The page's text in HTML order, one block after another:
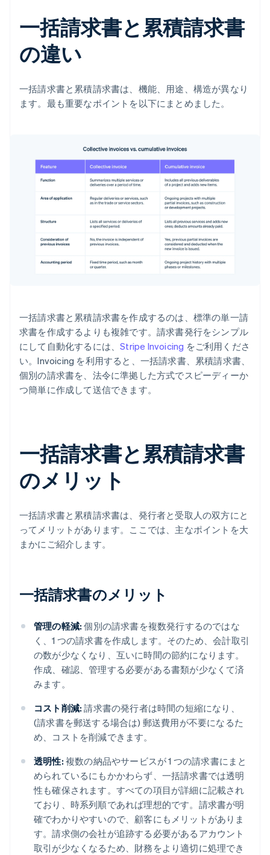
一括請求書と累積請求書
の違い
一括請求書と累積請求書は、機能、用途、構造が異なり
ます。最も重要なポイントを以下にまとめました。
一括請求書と累積請求書を作成するのは、標準の単一請
求書を作成するよりも複雑です。請求書発行をシンプル
にして自動化するには、Stripe Invoicing をご利用くださ
い。Invoicing を利用すると、一括請求書、累積請求書、
個別の請求書を、法令に準拠した方式でスピーディーか
つ簡単に作成して送信できます。
一括請求書と累積請求書
のメリット
一括請求書と累積請求書は、発行者と受取人の双方にと
ってメリットがあります。ここでは、主なポイントを大
まかにご紹介します。
一括請求書のメリット
管理の軽減: 個別の請求書を複数発行するのではな
く、1 つの請求書を作成します。そのため、会計取引
の数が少なくなり、互いに時間の節約になります。
作成、確認、管理する必要がある書類が少なくて済
みます。
コスト削減: 請求書の発行者は時間の短縮になり、
(請求書を郵送する場合は) 郵送費用が不要になるた
め、コストを削減できます。
透明性: 複数の納品やサービスが 1 つの請求書にまと
められているにもかかわらず、一括請求書では透明
性も確保されます。すべての項目が詳細に記載され
ており、時系列順であれば理想的です。請求書が明
確でわかりやすいので、顧客にもメリットがありま
す。請求側の会社が追跡する必要があるアカウント
取引が少なくなるため、財務をより適切に処理でき